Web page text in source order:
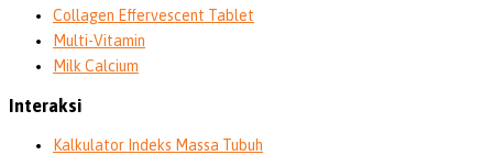
Collagen Effervescent Tablet
Multi-Vitamin
Milk Calcium
Interaksi
Kalkulator Indeks Massa Tubuh